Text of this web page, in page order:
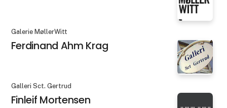
Galerie MøllerWitt
Ferdinand Ahm Krag
Galleri Sct. Gertrud
Finleif Mortensen